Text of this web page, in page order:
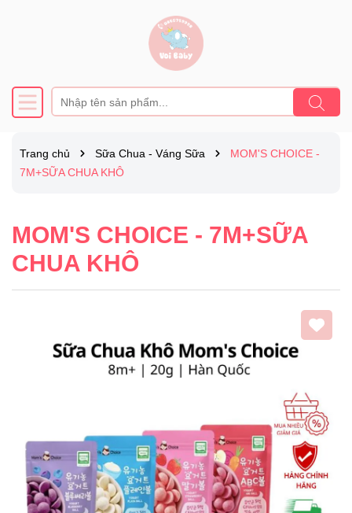
Trang chủ Sữa Chua - Váng Sữa
MOM'S CHOICE -
7M+SỮA CHUA KHÔ
MOM'S CHOICE - 7M+SỮA
CHUA KHÔ